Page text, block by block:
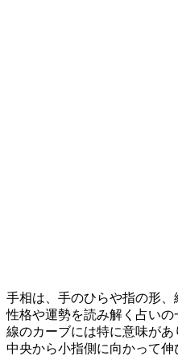
手相は、手のひらや指の形
性格や運勢を読み解く占い
線のカーブには特に意味が
中央から小指側に向かって